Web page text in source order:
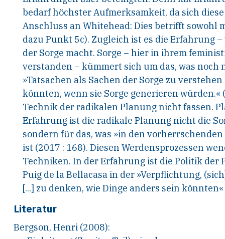
bedarfhöchster Aufmerksamkeit, da sich
Anschluss an Whitehead: Dies betrifft sowohl
dazu Punkt 5c). Zugleich ist es die Erfahrung –
der Sorge macht. Sorge – hier in ihrem femi
verstanden – kümmert sich um das, was noch
»Tatsachen als Sachen der Sorge zu verstehen
könnten, wenn sie Sorge generieren würden.«
Technik der radikalen Planung nicht fassen.
Erfahrung ist die radikale Planung nicht die
sondern für das, was »in den vorherrschenden
ist (2017 : 168). Diesen Werdensprozessen
Techniken. In der Erfahrung ist die Politik der
Puig de la Bellacasa in der »Verpflichtung,
[...] zu denken, wie Dinge anders sein könnten«
Literatur
Bergson, Henri (2008):